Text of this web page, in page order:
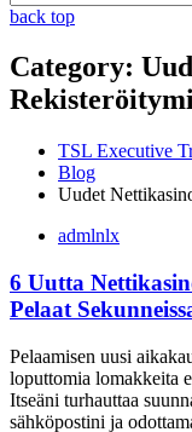
back top
Category:
TSL Executive
Blog
Uudet
admlnlx
6 Uutta
Pelaat
Pelaamisen uusi
loputtomia lomakkeita
Itseäni turhauttaa
sähköpostini ja